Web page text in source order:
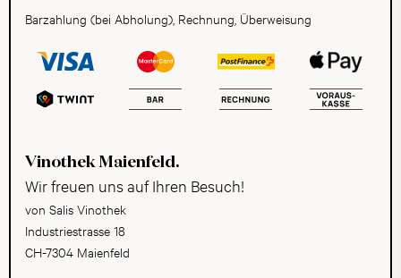
Barzahlung (bei Abholung), Rechnung, Überweisung
Vinothek Maienfeld.
Wir freuen uns auf Ihren Besuch!
von Salis Vinothek
Industriestrasse 18
CH-7304 Maienfeld